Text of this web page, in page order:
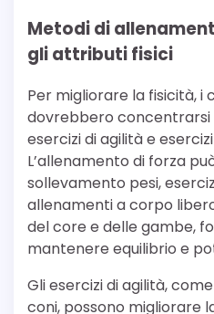
Metodi di
gli attributi fisici
Per migliorare la fisicità, i
dovrebbero concentrarsi
esercizi di agilità e
L’allenamento di forza
sollevamento pesi,
allenamenti a corpo
del core e delle gambe,
mantenere equilibrio e
Gli esercizi di agilità,
coni, possono migliorare